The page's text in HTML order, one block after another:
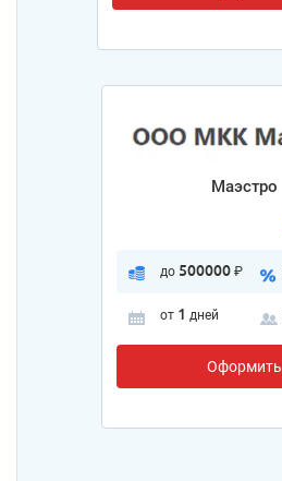
Маэстро
до 500000 ₽
от 1 дней
Оформить